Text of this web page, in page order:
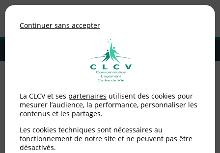
MENU
Adhérer à la CLCV
Actualités logement -
Juin 2022
Continuer sans accepter
La CLCV et ses partenaires utilisent des cookies pour
mesurer l’audience, la performance, personnaliser les
contenus et les partages.
Les cookies techniques sont nécessaires au
fonctionnement de notre site et ne peuvent pas être
désactivés.